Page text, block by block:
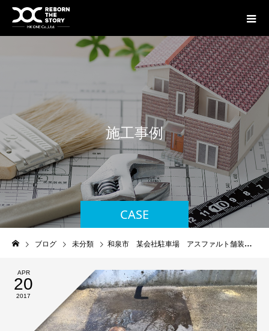
CASE
施工事例
ブログ 未分類 和泉市 某会社駐車場 アスファルト舗装工事
APR
20
2017